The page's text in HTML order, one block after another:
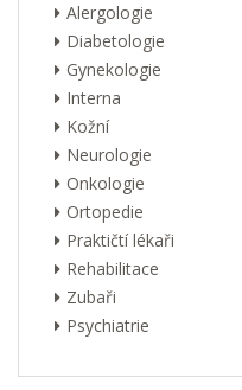
Alergologie
Diabetologie
Gynekologie
Interna
Kožní
Neurologie
Onkologie
Ortopedie
Praktičtí lékaři
Rehabilitace
Zubaři
Psychiatrie